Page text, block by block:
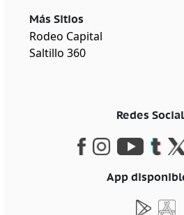
Más Sitios
Rodeo Capital
Saltillo 360
Redes
App